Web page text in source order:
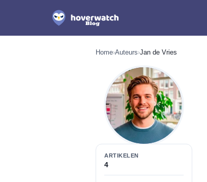
Home›Auteurs›Jan de Vries
ARTIKELEN
4